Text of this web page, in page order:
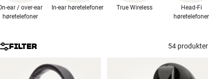
Systemer
Kabler
Tilbehør
ear / over-ear
høretelefoner
In-ear høretelefoner True Wireless
Head-Fi
høretelefoner
FILTER 54 produkter